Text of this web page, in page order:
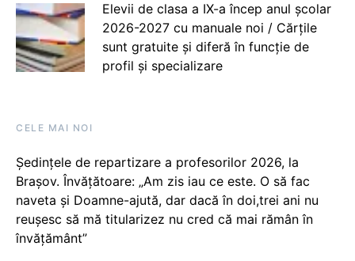
Elevii de clasa a IX-a încep anul școlar
2026-2027 cu manuale noi / Cărțile
sunt gratuite și diferă în funcție de
profil și specializare
CELE MAI NOI
Ședințele de repartizare a profesorilor 2026, la
Brașov. Învățătoare: „Am zis iau ce este. O să fac
naveta și Doamne-ajută, dar dacă în doi,trei ani nu
reușesc să mă titularizez nu cred că mai rămân în
învățământ”